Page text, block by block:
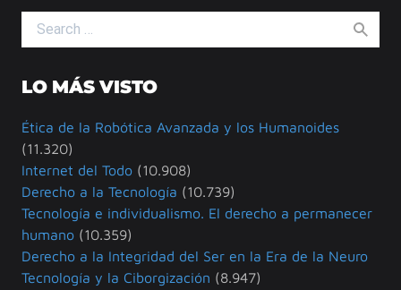
Search for:
LO MÁS VISTO
Ética de la Robótica Avanzada y los Humanoides
(11.320)
Internet del Todo (10.908)
Derecho a la Tecnología (10.739)
Tecnología e individualismo. El derecho a permanecer
humano (10.359)
Derecho a la Integridad del Ser en la Era de la Neuro
Tecnología y la Ciborgización (8.947)